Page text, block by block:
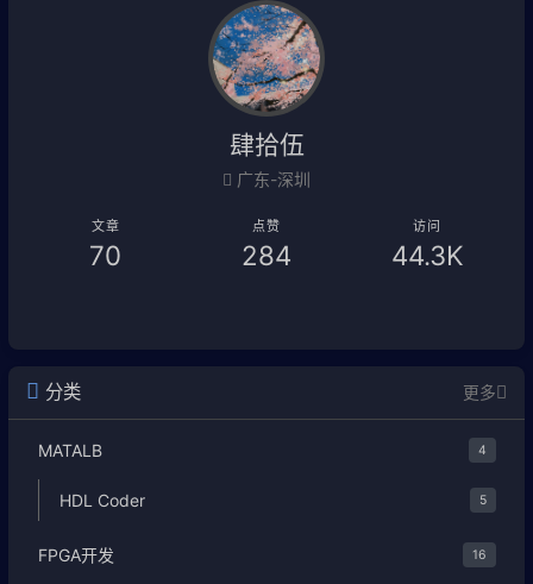
的读写控制都由外部决定，是否会出现
同时空满的情况？同时空满
肆拾伍
广东-深圳
文章
70
点赞
284
访问
44.3K
分类 更多
MATALB 4
HDL Coder 5
FPGA开发 16